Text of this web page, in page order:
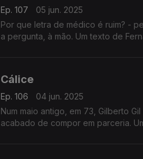
Ep. 107
05 jun. 2025
Por que letra de médico é ruim? -
a pergunta, à mão. Um
Cálice
Ep. 106
04 jun. 2025
Num maio antigo, em 73, Gilberto
acabado de compor em parceria.